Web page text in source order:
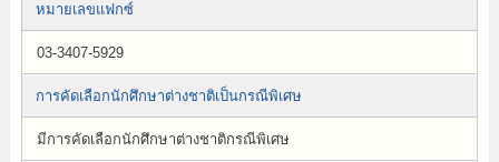
หมายเลขแฟกซ์
03-3407-5929
การคัดเลือกนักศึกษาต่างชาติเป็นกรณีพิเศษ
มีการคัดเลือกนักศึกษาต่างชาติกรณีพิเศษ